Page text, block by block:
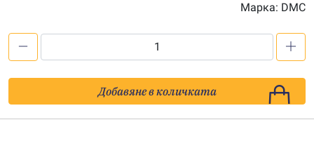
Марка: DMC
334
Метализирано
Добавяне в количката